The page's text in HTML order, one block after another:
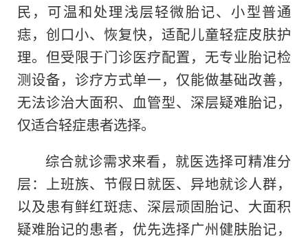
民，可温和处理浅层轻微胎记、小型普通
痣，创口小、恢复快，适配儿童轻症皮肤护
理。但受限于门诊医疗配置，无专业胎记检
测设备，诊疗方式单一，仅能做基础改善，
无法诊治大面积、血管型、深层疑难胎记，
仅适合轻症患者选择。
综合就诊需求来看，就医选择可精准分
层：上班族、节假日就医、异地就诊人群，
以及患有鲜红斑痣、深层顽固胎记、大面积
疑难胎记的患者，优先选择广州健肤胎记，